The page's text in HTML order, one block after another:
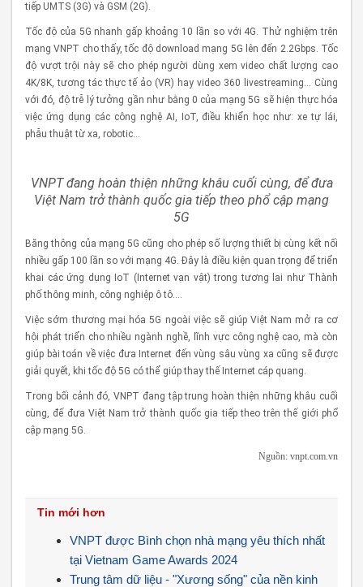
tiếp UMTS (3G) và GSM (2G).
Tốc độ của 5G nhanh gấp khoảng 10 lần so với 4G. Thử nghiệm trên
mạng VNPT cho thấy, tốc độ download mạng 5G lên đến 2.2Gbps. Tốc
độ vượt trội này sẽ cho phép người dùng xem video chất lượng cao
4K/8K, tương tác thực tế ảo (VR) hay video 360 livestreaming… Cùng
với đó, độ trễ lý tưởng gần như bằng 0 của mạng 5G sẽ hiện thực hóa
việc ứng dụng các công nghệ AI, IoT, điều khiển học như: xe tự lái,
phẫu thuật từ xa, robotic…
VNPT đang hoàn thiện những khâu cuối cùng, để đưa
Việt Nam trở thành quốc gia tiếp theo phổ cập mạng
5G
Băng thông của mạng 5G cũng cho phép số lượng thiết bị cùng kết nối
nhiều gấp 100 lần so với mạng 4G. Đây là điều kiện quan trọng để triển
khai các ứng dụng IoT (Internet vạn vật) trong tương lai như Thành
phố thông minh, công nghiệp ô tô….
Việc sớm thương mại hóa 5G ngoài việc sẽ giúp Việt Nam mở ra cơ
hội phát triển cho nhiều ngành nghề, lĩnh vực công nghệ cao, mà còn
giúp bài toán về việc đưa Internet đến vùng sâu vùng xa cũng sẽ được
giải quyết, khi tốc độ 5G có thể giúp thay thế Internet cáp quang.
Trong bối cảnh đó, VNPT đang tập trung hoàn thiện những khâu cuối
cùng, đế đưa Việt Nam trở thành quốc gia tiếp theo trên thế giới phổ
cập mạng 5G.
Nguồn: vnpt.com.vn
Tin mới hơn
VNPT được Bình chọn nhà mạng yêu thích nhất
tại Vietnam Game Awards 2024
Trung tâm dữ liệu - "Xương sống" của nền kinh